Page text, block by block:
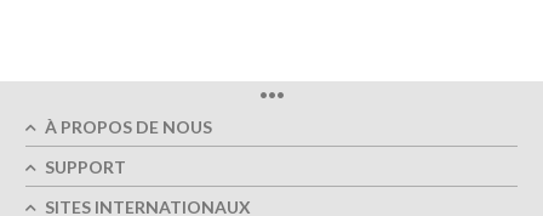
•••
À PROPOS DE NOUS
SUPPORT
SITES INTERNATIONAUX